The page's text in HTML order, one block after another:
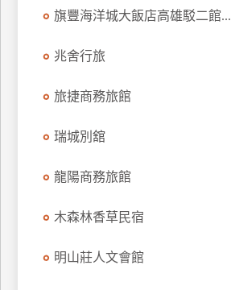
旗豐海洋城大飯店高雄駁二館...
兆舍行旅
旅捷商務旅館
瑞城別舘
龍陽商務旅館
木森林香草民宿
明山莊人文會館